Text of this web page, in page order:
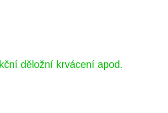
děložní krvácení apod.